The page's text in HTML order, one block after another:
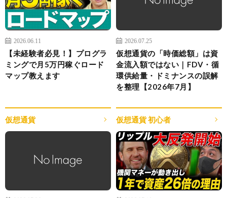
2026.06.11
【未経験者必見！】プログラ
ミングで月5万円稼ぐロード
マップ教えます
2026.07.25
仮想通貨の「時価総額」は資
金流入額ではない｜FDV・循
環供給量・ドミナンスの誤解
を整理【2026年7月】
仮想通貨 仮想通貨 初心者